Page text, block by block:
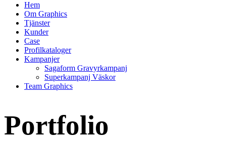
Hem
Om Graphics
Tjänster
Kunder
Case
Profilkataloger
Kampanjer
Sagaform Gravyrkampanj
Superkampanj Väskor
Team Graphics
Portfolio